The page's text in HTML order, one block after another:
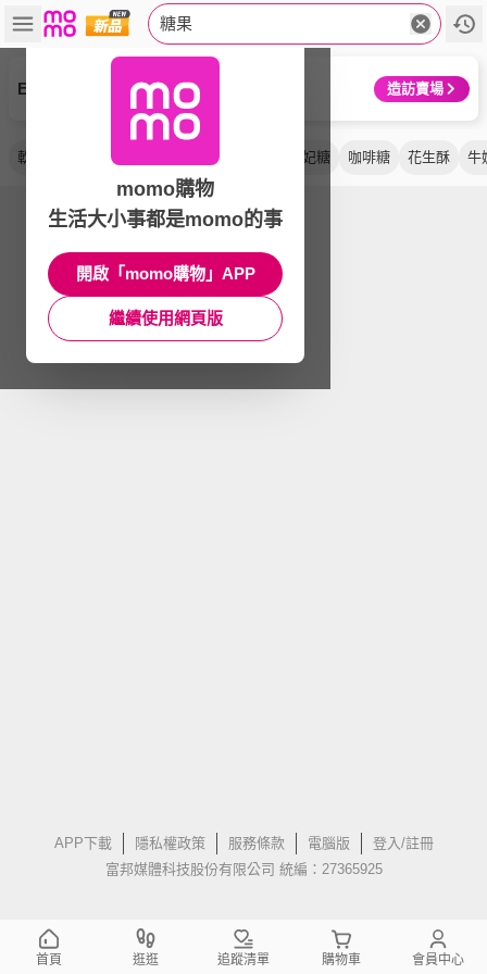
糖果
Extra 造訪賣場
軟糖 黃金糖 太妃糖 咖啡糖 花生酥 牛
APP下載 隱私權政策 服務條款 電腦版
登入/註冊
富邦媒體科技股份有限公司 統編：27365925
momo購物
生活大小事都是momo的事
開啟「momo購物」APP
繼續使用網頁版
首頁 逛逛 追蹤清單 購物車 會員中心